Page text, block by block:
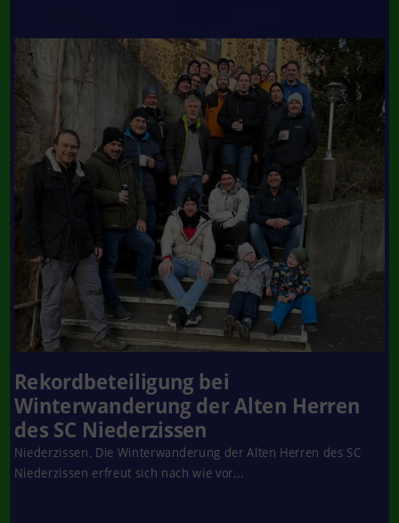
Rekordbeteiligung bei
Winterwanderung der Alten Herren
des SC Niederzissen
Niederzissen. Die Winterwanderung der Alten Herren des SC
Niederzissen erfreut sich nach wie vor...